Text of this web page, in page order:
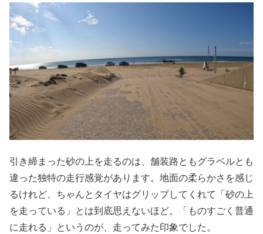
引き締まった砂の上を走るのは、舗装路ともグラベルとも
違った独特の走行感覚があります。地面の柔らかさを感じ
るけれど、ちゃんとタイヤはグリップしてくれて「砂の上
を走っている」とは到底思えないほど。「ものすごく普通
に走れる」というのが、走ってみた印象でした。